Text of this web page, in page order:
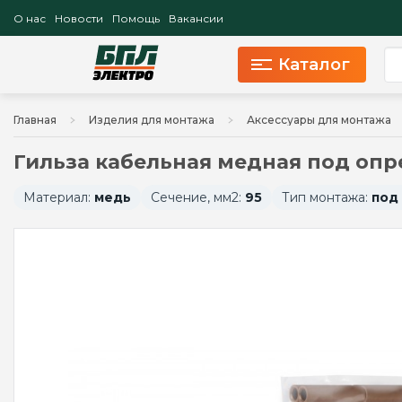
О нас Новости Помощь Вакансии
Каталог
Главная Изделия для монтажа Аксессуары для монтажа
Гильза кабельная медная под
Материал: медь Сечение, мм2: 95 Тип монтажа: под